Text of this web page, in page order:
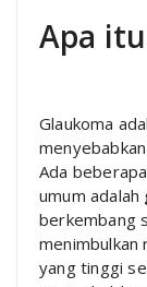
Apa
Glaukoma
Ada
umum adalah
berkembang
menimbulkan
yang tinggi